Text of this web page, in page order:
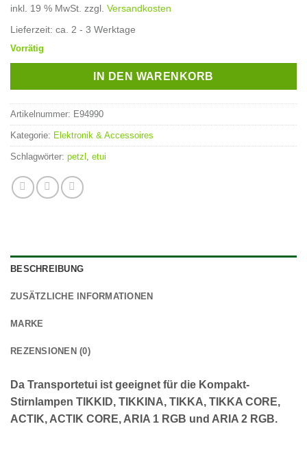
inkl. 19 % MwSt. zzgl. Versandkosten
Lieferzeit: ca. 2 - 3 Werktage
Vorrätig
IN DEN WARENKORB
Artikelnummer: E94990
Kategorie: Elektronik & Accessoires
Schlagwörter: petzl , etui
BESCHREIBUNG
ZUSÄTZLICHE INFORMATIONEN
MARKE
REZENSIONEN (0)
Da Transportetui ist geeignet für die Kompakt-
Stirnlampen TIKKID, TIKKINA, TIKKA, TIKKA CORE,
ACTIK, ACTIK CORE, ARIA 1 RGB und ARIA 2 RGB.